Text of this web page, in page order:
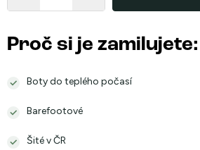
Proč si je zamilujete:
Boty do teplého počasí
Barefootové
Šité v ČR